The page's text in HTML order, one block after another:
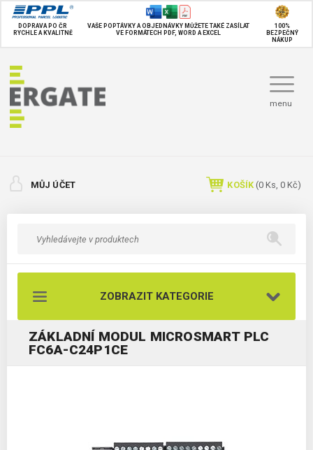
DOPRAVA PO ČR
RYCHLE A KVALITNĚ
VAŠE POPTÁVKY A OBJEDNÁVKY MŮŽETE TAKÉ ZASÍLAT
VE FORMÁTECH PDF, WORD A EXCEL
100%
BEZPEČNÝ
NÁKUP
menu
MŮJ ÚČET KOŠÍK (0 Ks, 0 Kč)
ZOBRAZIT KATEGORIE
ZÁKLADNÍ MODUL MICROSMART PLC
FC6A-C24P1CE